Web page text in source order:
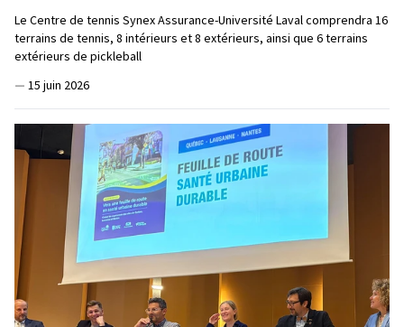
Le Centre de tennis Synex Assurance-Université Laval comprendra 16
terrains de tennis, 8 intérieurs et 8 extérieurs, ainsi que 6 terrains
extérieurs de pickleball
— 15 juin 2026